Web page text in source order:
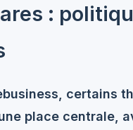
:
certains
place centrale,